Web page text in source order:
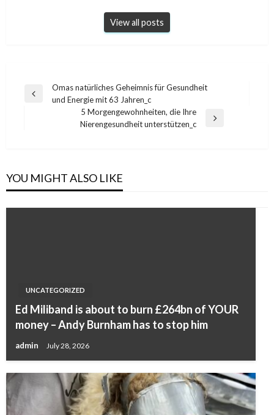
View all posts
Post
navigation
Previous
Omas natürliches Geheimnis für Gesundheit
und Energie mit 63 Jahren_c
5 Morgengewohnheiten, die Ihre
Nierengesundheit unterstützen_c
YOU MIGHT ALSO LIKE
UNCATEGORIZED
Ed Miliband is about to burn £264bn of YOUR
money – Andy Burnham has to stop him
admin July 28, 2026